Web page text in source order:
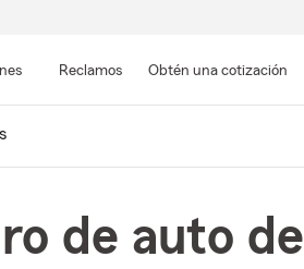
contenido
Reclamos Obtén una cotización
de auto